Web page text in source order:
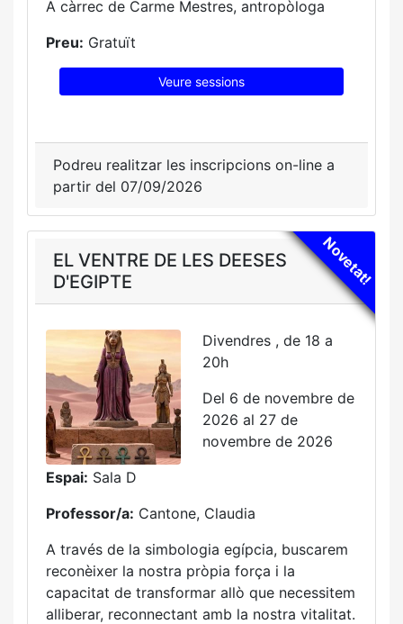
A càrrec de Carme Mestres, antropòloga
Preu: Gratuït
Veure sessions
Podreu realitzar les inscripcions on-line a
partir del 07/09/2026
Novetat!
EL VENTRE DE LES DEESES
D'EGIPTE
Divendres , de 18 a
20h
Del 6 de novembre de
2026 al 27 de
novembre de 2026
Espai: Sala D
Professor/a: Cantone, Claudia
A través de la simbologia egípcia, buscarem
reconèixer la nostra pròpia força i la
capacitat de transformar allò que necessitem
alliberar, reconnectant amb la nostra vitalitat.